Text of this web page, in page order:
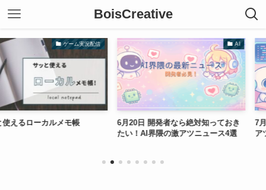
BoisCreative
ゲーム実況配信
メモ帳
6月20日 開発者なら絶対知っておき
たい！AI界隈の激アツニュース4選
7月4日 プログ
アツニュース4選